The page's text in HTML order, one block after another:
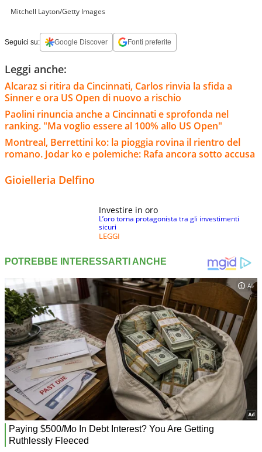
Mitchell Layton/Getty Images
Seguici su: Google Discover Fonti preferite
Leggi anche:
Alcaraz si ritira da Cincinnati, Carlos rinvia la sfida a
Sinner e ora US Open di nuovo a rischio
Paolini rinuncia anche a Cincinnati e sprofonda nel
ranking. "Ma voglio essere al 100% allo US Open"
Montreal, Berrettini ko: la pioggia rovina il rientro del
romano. Jodar ko e polemiche: Rafa ancora sotto accusa
Gioielleria Delfino
Investire in oro
L’oro torna protagonista tra gli investimenti
sicuri
LEGGI